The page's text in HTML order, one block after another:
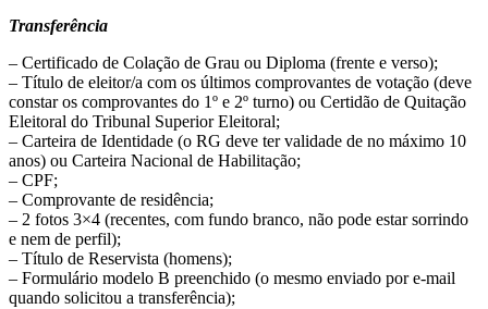
Transferência
– Certificado de Colação de Grau ou Diploma (frente e verso);
– Título de eleitor/a com os últimos comprovantes de votação (deve
constar os comprovantes do 1º e 2º turno) ou Certidão de Quitação
Eleitoral do Tribunal Superior Eleitoral;
– Carteira de Identidade (o RG deve ter validade de no máximo 10
anos) ou Carteira Nacional de Habilitação;
– CPF;
– Comprovante de residência;
– 2 fotos 3×4 (recentes, com fundo branco, não pode estar sorrindo
e nem de perfil);
– Título de Reservista (homens);
– Formulário modelo B preenchido (o mesmo enviado por e-mail
quando solicitou a transferência);